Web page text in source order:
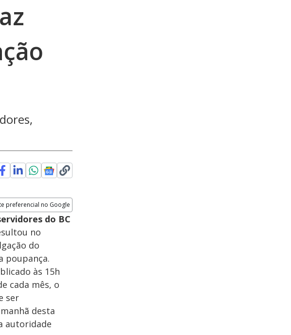
preferencial no Google
do BC
no
do
poupança.
às 15h
cada mês, o
ser
desta
autoridade